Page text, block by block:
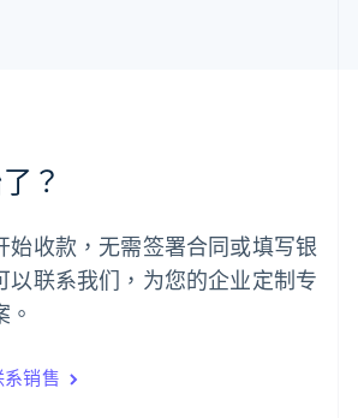
？
始收款，无需签署合同或填写银
以联系我们，为您的企业定制专
系销售